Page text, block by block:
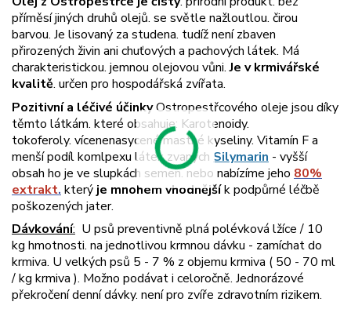
příměsí jiných druhů olejů. se světle nažloutlou. čirou
barvou. Je lisovaný za studena. tudíž není zbaven
přirozených živin ani chuťových a pachových látek. Má
charakteristickou. jemnou olejovou vůni.Je v krmivářské
kvalitě. určen pro hospodářská zvířata.
Pozitivní a léčivé účinkyOstropestřcového oleje jsou díky
těmto látkám. které obsahuje: Karotenoidy.
tokoferoly. vícenenasycené mastné kyseliny. Vitamín F a
menší podíl komlpexu látek zvaných Silymarin - vyšší
obsah ho je ve slupkách semen. nebo nabízíme jeho 80%
extrakt. který je mnohem vhodnějšík podpůrné léčbě
poškozených jater.
Dávkování: U psů preventivně plná polévková lžíce / 10
kg hmotnosti. na jednotlivou krmnou dávku - zamíchat do
krmiva. U velkých psů 5 - 7 % z objemu krmiva ( 50 - 70 ml
/ kg krmiva ). Možno podávat i celoročně. Jednorázové
překročení denní dávky. není pro zvíře zdravotním rizikem.